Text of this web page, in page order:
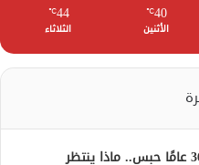
40
℃
الأثنين
44
℃
الثلاثاء
120 قضية و360 عامًا حبس.. ماذا ينتظر